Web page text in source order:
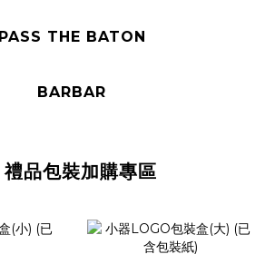
PASS THE BATON
BARBAR
禮品包裝加購專區